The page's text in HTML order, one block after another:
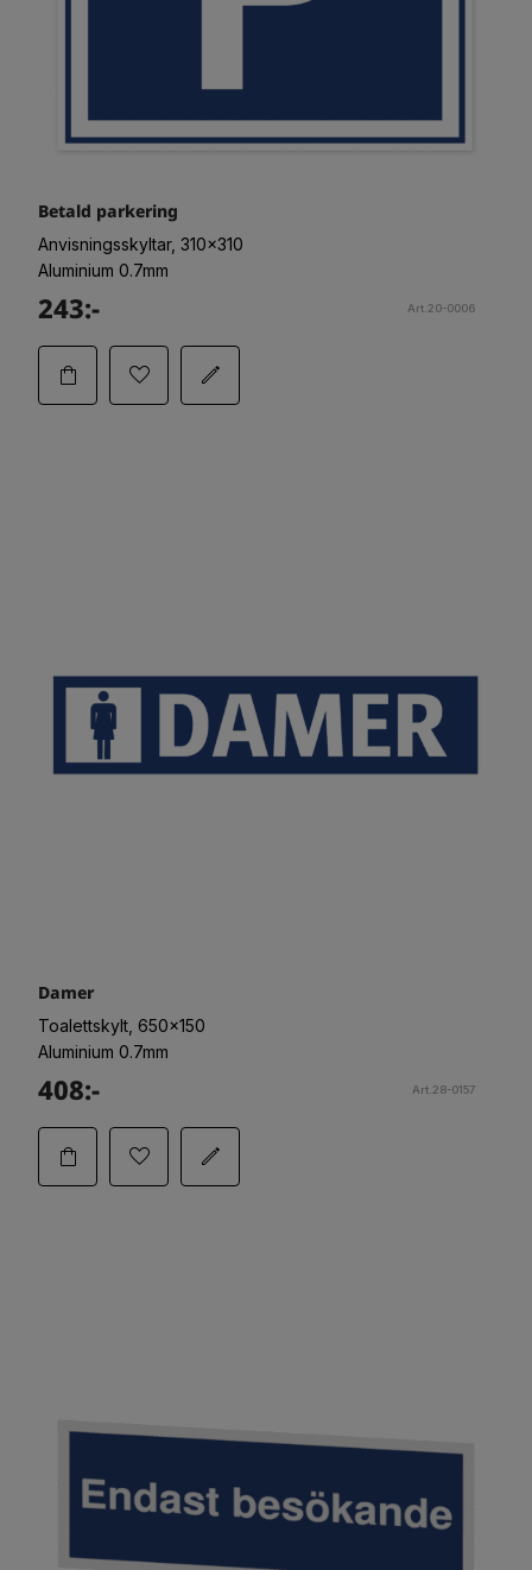
Betald parkering
Anvisningsskyltar, 310x310
Aluminium 0.7mm
243:- Art.20-0006
Damer
Toalettskylt, 650x150
Aluminium 0.7mm
408:- Art.28-0157